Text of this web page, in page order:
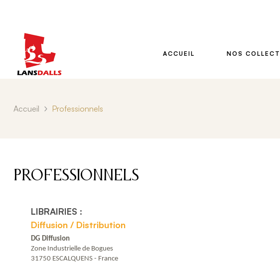
ACCUEIL NOS
Accueil Professionnels
Professionnels
LIBRAIRIES :
Diffusion / Distribution
DG Diffusion
Zone Industrielle de Bogues
31750 ESCALQUENS - France